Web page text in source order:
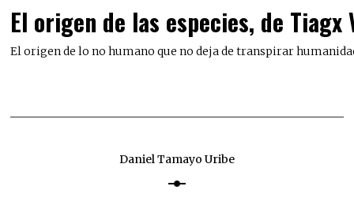
El origen de las especies, de
El origen de lo no humano que no deja de transpirar
Daniel Tamayo Uribe